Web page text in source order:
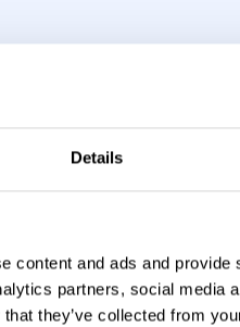
Details
content and ads and
partners, social media
they’ve collected from
si debería
el seguimiento del
asignar las horas, es
otros programas hace